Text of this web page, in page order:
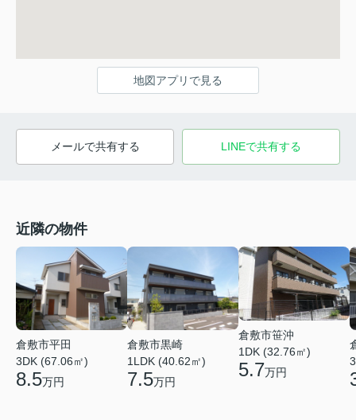
地図アプリで見る
メールで共有する LINEで共有する
近隣の物件
倉敷市平田
3DK (67.06㎡)
8.5万円
倉敷市黒崎
1LDK (40.62㎡)
7.5万円
倉敷市笹沖
1DK (32.76㎡)
5.7万円